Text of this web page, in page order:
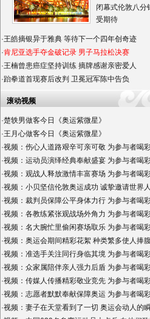
闭幕式伦敦八分
受期待
·王皓摘银异于雅典 等待下一个四年创奇迹
·肯尼亚选手夺金破记录 男子马拉松决赛
·王楠曾患癌症坚持训练 摘牌感谢亲密爱人
·跆拳道首现赛后改判 卫冕冠军陈中告负
滚动视频
·楚轶男做客今日《奥运紫微星》
·王月心做客今日《奥运紫微星》
·视频：伤心人道路艰辛可亲可敬 为参与者喝
·视频：运动员演绎经典奉献盛宴 为参与者喝
·视频：观战人释放激情丰富赛场 为参与者喝
·视频：小贝坚信伦敦奥运成功 诚挚邀请世界
·视频：裁判员保障公平身体力行 为参与者喝
·视频：各教练紧张观战场外角力 为参与者喝
·视频：名大腕忙里偷闲赛场取乐 为参与者喝
·视频：奥运会期间精彩花絮 种类繁多使人捧腹
·视频：准选手关注同行身临其境 为参与者喝
·视频：众家属陪伴亲人强力后盾 为参与者喝
·视频：传媒人传播精彩敬业竞先 为参与者喝
·视频：志愿者默默奉献保障奥运 为参与者喝
·视频：妻子在天堂看到了一切 奥运会动人的